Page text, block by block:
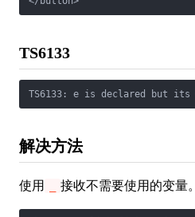
TS6133
解决方法
使用 接收不需要使用的变量。